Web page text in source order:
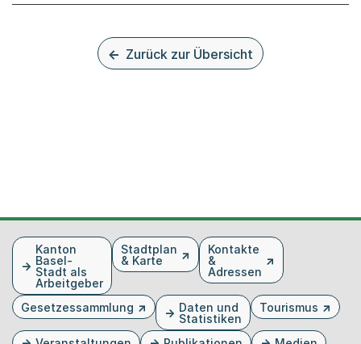
Zurück zur Übersicht
FusszeileKanton
Basel-
Stadt als
Arbeitgeber
Stadtplan
& Karte
Kontakte
&
Adressen
Gesetzessammlung
Daten und
Statistiken
Tourismus